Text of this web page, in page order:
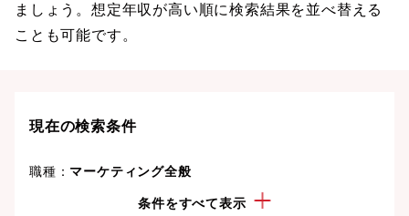
ましょう。想定年収が高い順に検索結果を並べ替える
ことも可能です。
現在の検索条件
職種： マーケティング全般
新着求人条件をすべて表示